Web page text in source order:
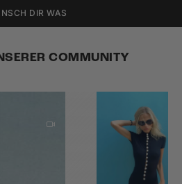
DIR WAS
COMMUNITY